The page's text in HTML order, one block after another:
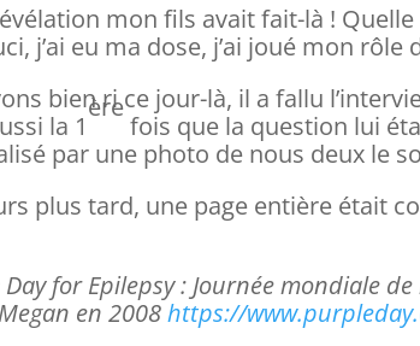
mon fils avait fait-là !
j’ai eu ma dose, j’ai joué mon
bien ri ce jour-là, il a fallu
la 1
ère
fois que la question lui
par une photo de nous deux le
plus tard, une page entière était
for Epilepsy : Journée mondiale
en 2008 https://